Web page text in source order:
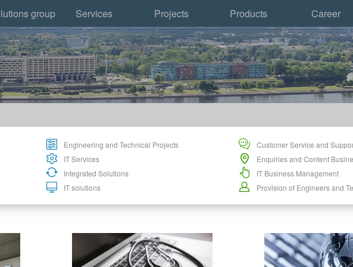
group Services Projects Products Career
Engineering and Technical Projects
IT Services
Integrated Solutions
IT solutions
Customer Service and
Enquiries and Content
IT Business Management
Provision of Engineers and